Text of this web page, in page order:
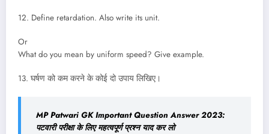
12. Define retardation. Also write its unit.
Or
What do you mean by uniform speed? Give example.
13. घर्षण को कम करने के कोई दो उपाय लिखिए।
MP Patwari GK Important Question Answer 2023:
पटवारी परीक्षा के लिए महत्वपूर्ण प्रश्न याद कर लो